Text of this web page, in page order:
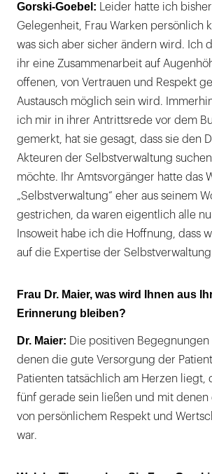
Gorski-Goebel: Leider hatte ich
Gelegenheit, Frau Warken persönlich
was sich aber sicher ändern wird. Ich
ihr eine Zusammenarbeit auf
offenen, von Vertrauen und Respekt
Austausch möglich sein wird.
ich mir in ihrer Antrittsrede vor dem
gemerkt, hat sie gesagt, dass sie den
Akteuren der Selbstverwaltung
möchte. Ihr Amtsvorgänger hatte das
„Selbstverwaltung“ eher aus seinem
gestrichen, da waren eigentlich alle
Insoweit habe ich die Hoffnung, dass
auf die Expertise der
Frau Dr. Maier, was wird Ihnen aus
Erinnerung bleiben?
Dr. Maier: Die positiven Begegnungen
denen die gute Versorgung der
Patienten tatsächlich am Herzen liegt,
fünf gerade sein ließen und mit denen
von persönlichem Respekt und
war.